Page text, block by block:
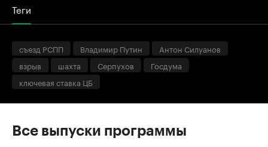
Теги
съезд РСПП Владимир Путин
Антон Силуанов
взрыв
шахта Серпухов
Госдума
ключевая ставка ЦБ
Все выпуски программы